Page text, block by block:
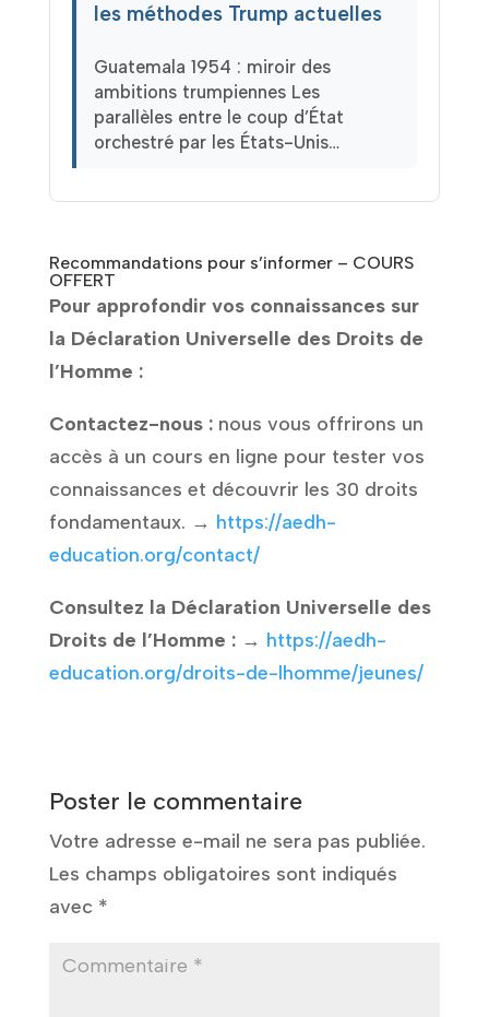
les méthodes Trump actuelles
Guatemala 1954 : miroir des
ambitions trumpiennes Les
parallèles entre le coup d’État
orchestré par les États-Unis…
Recommandations pour s’informer – COURS
OFFERT
Pour approfondir vos connaissances sur
la Déclaration Universelle des Droits de
l’Homme :
Contactez-nous :nous vous offrirons un
accès à un cours en ligne pour tester vos
connaissances et découvrir les 30 droits
fondamentaux. → https://aedh-
education.org/contact/
Consultez la Déclaration Universelle des
Droits de l’Homme :→ https://aedh-
education.org/droits-de-lhomme/jeunes/
Poster le commentaire
Votre adresse e-mail ne sera pas publiée.
Les champs obligatoires sont indiqués
avec *